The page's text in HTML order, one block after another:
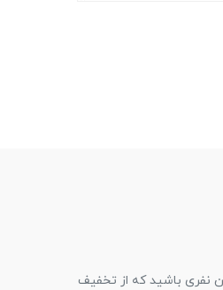
نفری باشید که از تخفیف